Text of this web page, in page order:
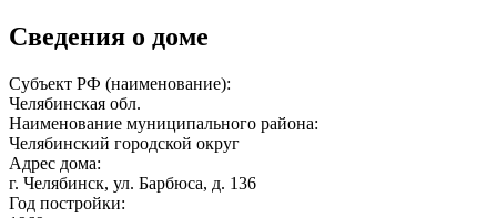
Сведения о доме
Субъект РФ (наименование):
Челябинская обл.
Наименование муниципального района:
Челябинский городской округ
Адрес дома:
г. Челябинск, ул. Барбюса, д. 136
Год постройки: